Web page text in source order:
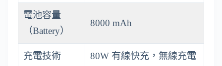
電池容量
（Battery）
8000 mAh
充電技術
80W 有線快充，無線充電